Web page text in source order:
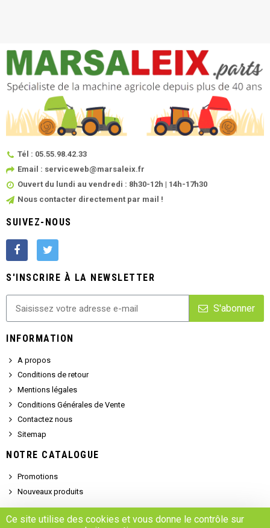
Tél : 05.55.98.42.33
Email : serviceweb@marsaleix.fr
Ouvert du lundi au vendredi : 8h30-12h | 14h-17h30
Nous contacter directement par mail !
SUIVEZ-NOUS
S'INSCRIRE À LA NEWSLETTER
S'abonner
INFORMATION
A propos
Conditions de retour
Mentions légales
Conditions Générales de Vente
Contactez nous
Sitemap
NOTRE CATALOGUE
Promotions
Nouveaux produits
Ce site utilise des cookies et vous donne le contrôle sur